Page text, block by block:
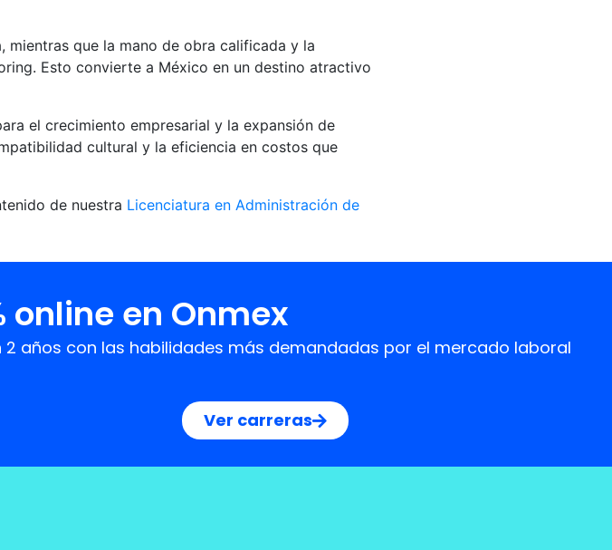
que la mano de obra calificada y la
Esto convierte a México en un destino atractivo
el crecimiento empresarial y la expansión de
cultural y la eficiencia en costos que
de nuestra Licenciatura en Administración de
online en Onmex
años con las habilidades más demandadas por el mercado laboral
Ver carreras